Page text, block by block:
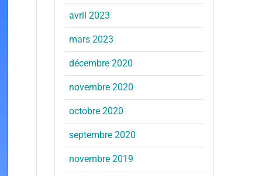
avril 2023
mars 2023
décembre 2020
novembre 2020
octobre 2020
septembre 2020
novembre 2019